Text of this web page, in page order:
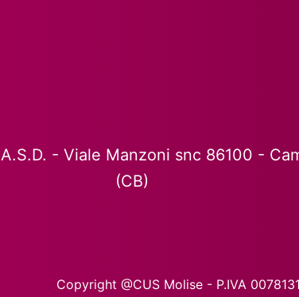
A.S.D. - Viale Manzoni snc 86100 -
(CB)
Copyright @CUS Molise - P.IVA